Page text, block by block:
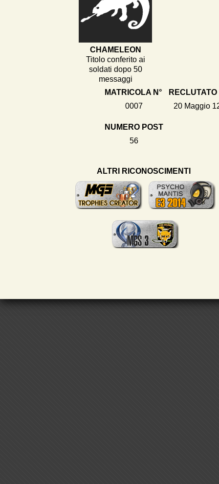
CHAMELEON
Titolo conferito ai
soldati dopo 50
messaggi
MATRICOLA N°
0007
RECLUTATO
20 Maggio
NUMERO POST
56
ALTRI RICONOSCIMENTI